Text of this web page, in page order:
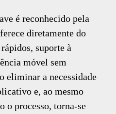
é reconhecido pela
diretamente do
suporte à
móvel sem
eliminar a necessidade
e, ao mesmo
o processo, torna-se